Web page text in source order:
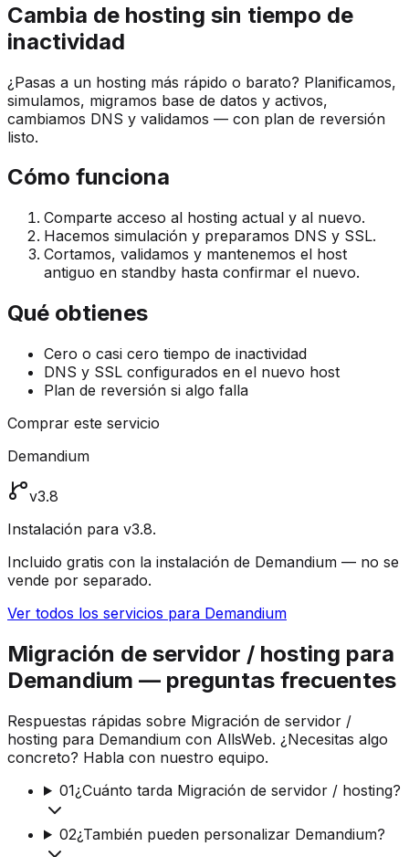
Cambia de hosting sin tiempo de
inactividad
¿Pasas a un hosting más rápido o barato? Planificamos,
simulamos, migramos base de datos y activos,
cambiamos DNS y validamos — con plan de reversión
listo.
Cómo funciona
Comparte acceso al hosting actual y al nuevo.
Hacemos simulación y preparamos DNS y SSL.
Cortamos, validamos y mantenemos el host
antiguo en standby hasta confirmar el nuevo.
Qué obtienes
Cero o casi cero tiempo de inactividad
DNS y SSL configurados en el nuevo host
Plan de reversión si algo falla
Comprar este servicio
Demandium
v3.8
Instalación para v3.8.
Incluido gratis con la instalación de Demandium — no se
vende por separado.
Ver todos los servicios para Demandium
Migración de servidor / hosting para
Demandium — preguntas frecuentes
Respuestas rápidas sobre Migración de servidor /
hosting para Demandium con AllsWeb. ¿Necesitas algo
concreto? Habla con nuestro equipo.
01¿Cuánto tarda Migración de servidor / hosting?
02¿También pueden personalizar Demandium?